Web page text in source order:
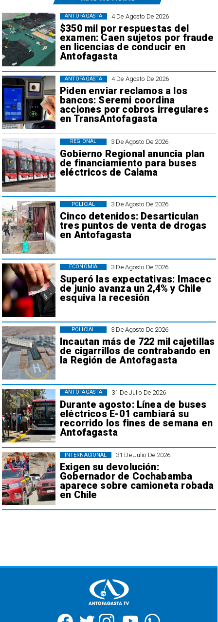
4 De Agosto De 2026
$350 mil por respuestas del
examen: Caen sujetos por fraude
en licencias de conducir en
Antofagasta
ANTOFAGASTA
4 De Agosto De 2026
Piden enviar reclamos a los
bancos: Seremi coordina
acciones por cobros irregulares
en TransAntofagasta
ANTOFAGASTA
3 De Agosto De 2026
Gobierno Regional anuncia plan
de financiamiento para buses
eléctricos de Calama
REGIONAL
3 De Agosto De 2026
Cinco detenidos: Desarticulan
tres puntos de venta de drogas
en Antofagasta
POLICIAL
3 De Agosto De 2026
Superó las expectativas: Imacec
de junio avanza un 2,4% y Chile
esquiva la recesión
ECONOMÍA
3 De Agosto De 2026
Incautan más de 722 mil cajetillas
de cigarrillos de contrabando en
la Región de Antofagasta
POLICIAL
31 De Julio De 2026
Durante agosto: Línea de buses
eléctricos E-01 cambiará su
recorrido los fines de semana en
Antofagasta
ANTOFAGASTA
31 De Julio De 2026
Exigen su devolución:
Gobernador de Cochabamba
aparece sobre camioneta robada
en Chile
INTERNACIONAL